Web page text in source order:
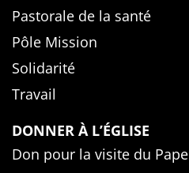
Pastorale de la santé
Pôle Mission
Solidarité
Travail
DONNER À L’ÉGLISE
Don pour la visite du Pape